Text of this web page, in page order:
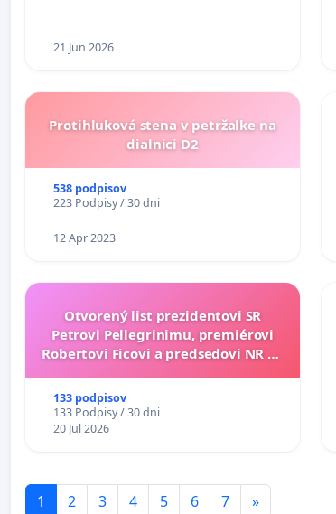
21 Jun 2026
Protihluková stena v petržalke na
dialnici D2
538 podpisov
223 Podpisy / 30 dni
12 Apr 2023
Otvorený list prezidentovi SR
Petrovi Pellegrinimu, premiérovi
Robertovi Ficovi a predsedovi NR SR
133 podpisov
133 Podpisy / 30 dni
20 Jul 2026
1 2 3 4 5 6 7 »